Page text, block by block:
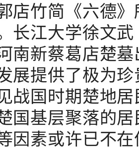
店竹简《六德
长江大学徐文
南新蔡葛店楚
展提供了极为
战国时期楚地
国基层聚落的
因素或许已不